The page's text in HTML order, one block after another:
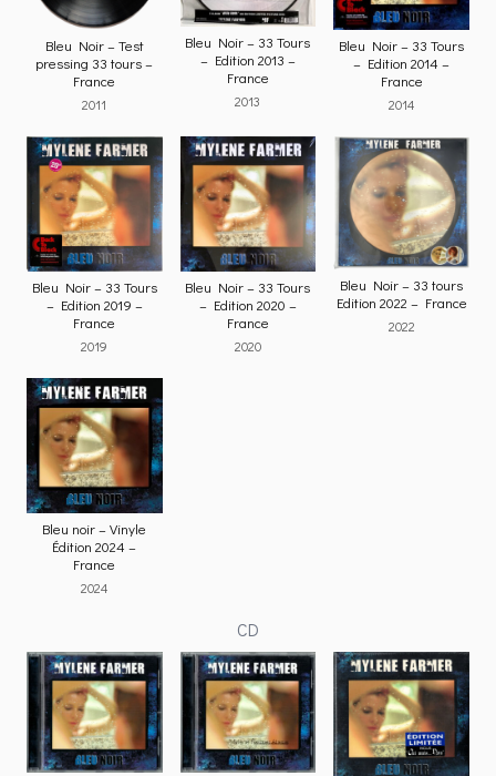
Bleu Noir – Test
pressing 33 tours –
France
2011
Bleu Noir – 33 Tours
– Edition 2013 –
France
2013
Bleu Noir – 33 Tours
– Edition 2014 –
France
2014
Bleu Noir – 33 Tours
– Edition 2019 –
France
2019
Bleu Noir – 33 Tours
– Edition 2020 –
France
2020
Bleu Noir – 33 tours
Edition 2022 – France
2022
Bleu noir – Vinyle
Édition 2024 –
France
2024
CD